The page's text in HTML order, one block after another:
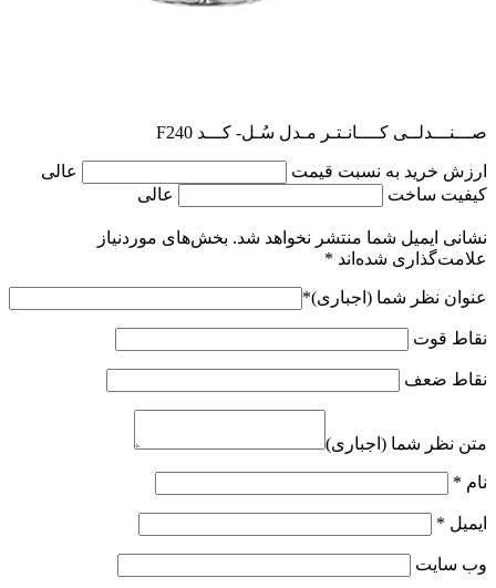
صـــنـــدلــی کــــانـتـر مـدل سُـل- کـــد F240
ارزش خرید به نسبت قیمت
عالی
کیفیت ساخت
عالی
نشانی ایمیل شما منتشر نخواهد شد. بخش‌های موردنیاز
علامت‌گذاری شده‌اند *
عنوان نظر شما (اجباری)*
نقاط قوت
نقاط ضعف
متن نظر شما (اجباری)
نام *
ایمیل *
وب‌ سایت